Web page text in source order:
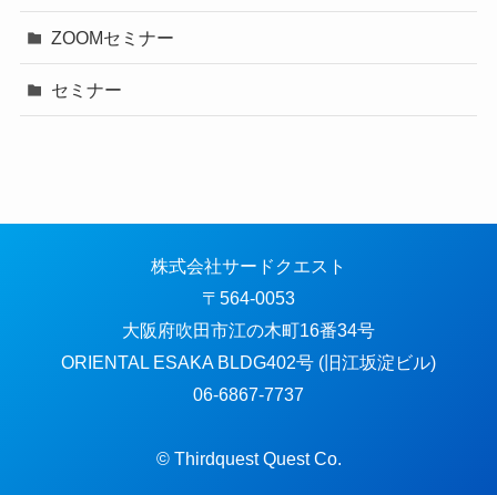
ZOOMセミナー
セミナー
株式会社サードクエスト
〒564-0053
大阪府吹田市江の木町16番34号
ORIENTAL ESAKA BLDG402号 (旧江坂淀ビル)
06-6867-7737
© Thirdquest Quest Co.